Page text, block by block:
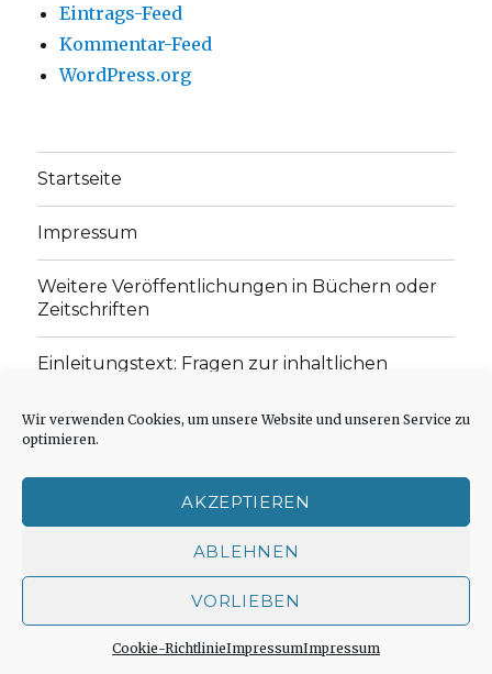
Wir verwenden Cookies, um unsere Website und unseren Service zu
optimieren.
AKZEPTIEREN
ABLEHNEN
VORLIEBEN
Cookie-RichtlinieImpressumImpressum
Eintrags-Feed
Kommentar-Feed
WordPress.org
Startseite
Impressum
Weitere Veröffentlichungen in Büchern oder
Zeitschriften
Einleitungstext: Fragen zur inhaltlichen
„schwachen Glaubens“
Cookie-Richtlinie (EU)
Impressum